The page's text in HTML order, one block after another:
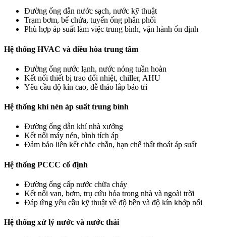
Đường ống dẫn nước sạch, nước kỹ thuật
Trạm bơm, bể chứa, tuyến ống phân phối
Phù hợp áp suất làm việc trung bình, vận hành ổn định
Hệ thống HVAC và điều hòa trung tâm
Đường ống nước lạnh, nước nóng tuần hoàn
Kết nối thiết bị trao đổi nhiệt, chiller, AHU
Yêu cầu độ kín cao, dễ tháo lắp bảo trì
Hệ thống khí nén áp suất trung bình
Đường ống dẫn khí nhà xưởng
Kết nối máy nén, bình tích áp
Đảm bảo liên kết chắc chắn, hạn chế thất thoát áp suất
Hệ thống PCCC cố định
Đường ống cấp nước chữa cháy
Kết nối van, bơm, trụ cứu hỏa trong nhà và ngoài trời
Đáp ứng yêu cầu kỹ thuật về độ bền và độ kín khớp nối
Hệ thống xử lý nước và nước thải